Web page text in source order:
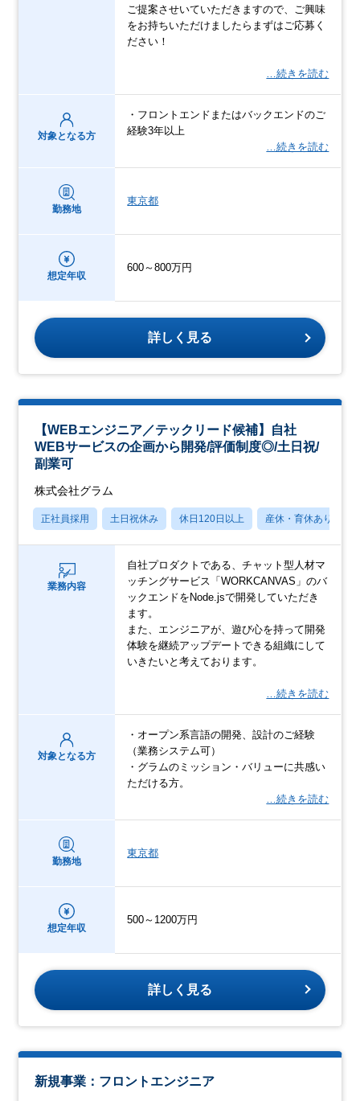
ご提案させいていただきますので、ご興味
をお持ちいただけましたらまずはご応募く
ださい！
…続きを読む
対象となる方
・フロントエンドまたはバックエンドのご
経験3年以上
…続きを読む
勤務地
東京都
想定年収
600～800万円
詳しく見る
【WEBエンジニア／テックリード候補】自社
WEBサービスの企画から開発/評価制度◎/土日祝/
副業可
株式会社グラム
正社員採用 土日祝休み 休日120日以上 産休・育休あり
業務内容
自社プロダクトである、チャット型人材マ
ッチングサービス「WORKCANVAS」のバ
ックエンドをNode.jsで開発していただき
ます。
また、エンジニアが、遊び心を持って開発
体験を継続アップデートできる組織にして
いきたいと考えております。
…続きを読む
対象となる方
・オープン系言語の開発、設計のご経験
（業務システム可）
・グラムのミッション・バリューに共感い
ただける方。
…続きを読む
勤務地
東京都
想定年収
500～1200万円
詳しく見る
新規事業：フロントエンジニア